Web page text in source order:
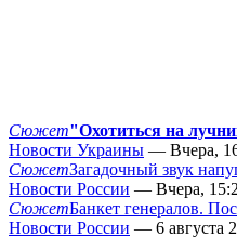
Сюжет"Охотиться на
Новости Украины — Вчера,
СюжетЗагадочный звук
Новости России — Вчера,
СюжетБанкет генералов.
Новости России — 6 августа